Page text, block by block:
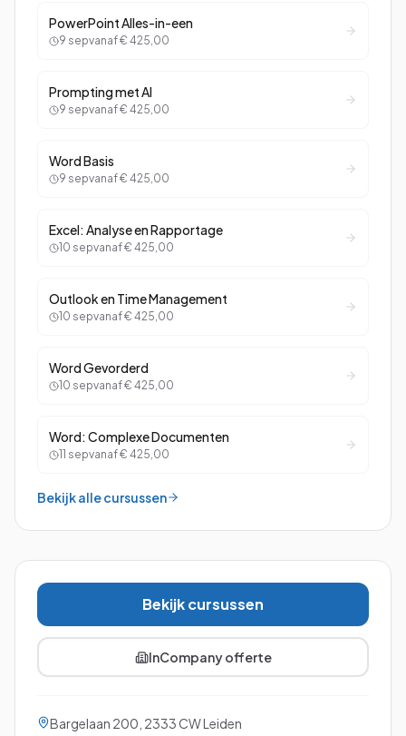
PowerPoint Alles-in-een
9 sepvanaf€ 425,00
Prompting met AI
9 sepvanaf€ 425,00
Word Basis
9 sepvanaf€ 425,00
Excel: Analyse en Rapportage
10 sepvanaf€ 425,00
Outlook en Time Management
10 sepvanaf€ 425,00
Word Gevorderd
10 sepvanaf€ 425,00
Word: Complexe Documenten
11 sepvanaf€ 425,00
Bekijk alle cursussen
Bekijk cursussen
InCompany offerte
Bargelaan 200 2333 CWLeiden